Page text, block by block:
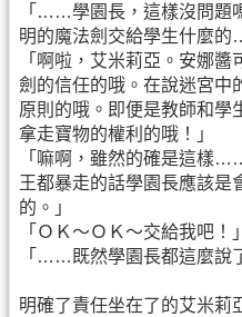
「……學園長，這樣沒問題
明的魔法劍交給學生什麼的
「啊啦，艾米莉亞。安娜
劍的信任的哦。在說迷宮中
原則的哦。即便是教師和學
拿走寶物的權利的哦！」
「嘛啊，雖然的確是這樣
王都暴走的話學園長應該是
的。」
「ＯＫ～ＯＫ～交給我吧！」
「……既然學園長都這麼說
明確了責任坐在了的艾米莉